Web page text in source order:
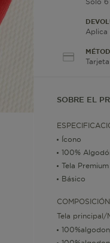
Aplica
SOBRE EL
Ícono
100%
Tela Premium
Básico
Tela principal/